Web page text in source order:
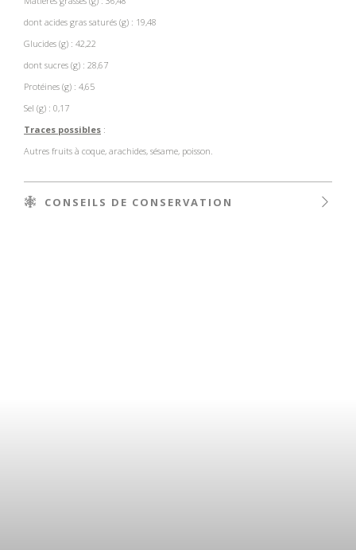
dont acides gras saturés (g) : 19,48
Glucides (g) : 42,22
dont sucres (g) : 28,67
Protéines (g) : 4,65
Sel (g) : 0,17
Traces possibles :
Autres fruits à coque, arachides, sésame, poisson.
CONSEILS DE CONSERVATION